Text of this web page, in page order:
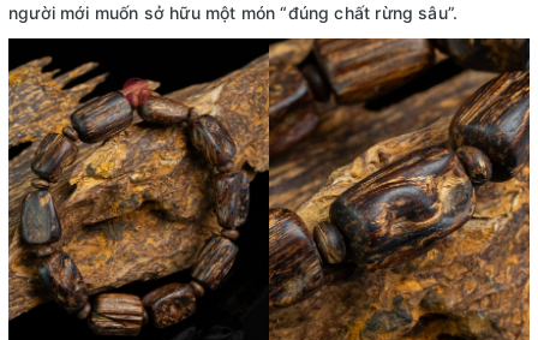
người mới muốn sở hữu một món “đúng chất rừng sâu”.